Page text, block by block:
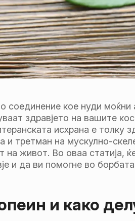
соединение кое нуди моќни
здравјето на вашите
исхрана е толку
и третман на мускулно-
на живот. Во оваа статија,
и да ви помогне во
и како